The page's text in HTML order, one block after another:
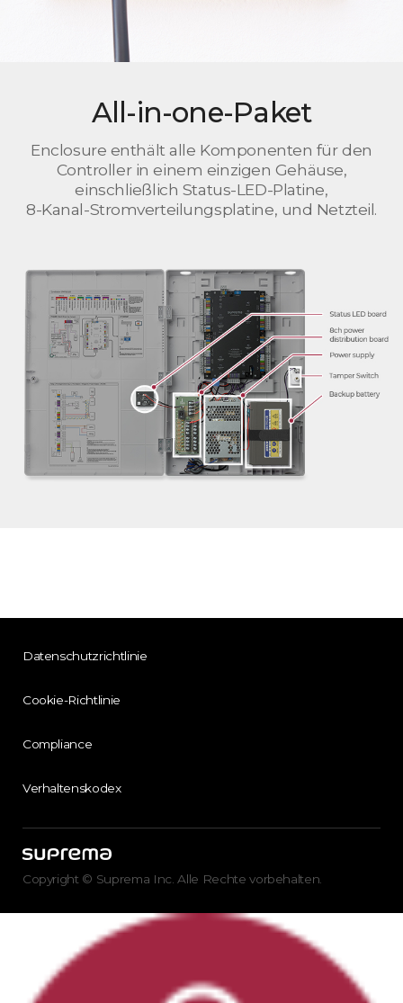
All-in-one-Paket
Enclosure enthält alle Komponenten für den
Controller in einem einzigen Gehäuse,
einschließlich Status-LED-Platine,
8-Kanal-Stromverteilungsplatine, und Netzteil.
Datenschutzrichtlinie
Cookie-Richtlinie
Compliance
Verhaltenskodex
Copyright © Suprema Inc. Alle Rechte vorbehalten.